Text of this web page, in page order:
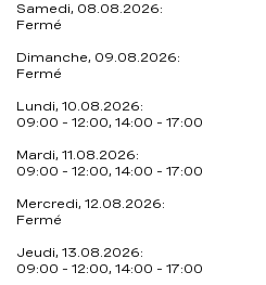
Samedi, 08.08.2026:
Fermé
Dimanche, 09.08.2026:
Fermé
Lundi, 10.08.2026:
09:00 - 12:00, 14:00 - 17:00
Mardi, 11.08.2026:
09:00 - 12:00, 14:00 - 17:00
Mercredi, 12.08.2026:
Fermé
Jeudi, 13.08.2026:
09:00 - 12:00, 14:00 - 17:00